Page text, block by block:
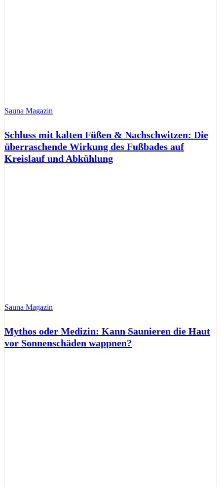
Sauna Magazin
Schluss mit kalten Füßen & Nachschwitzen: Die
überraschende Wirkung des Fußbades auf
Kreislauf und Abkühlung
Sauna Magazin
Mythos oder Medizin: Kann Saunieren die Haut
vor Sonnenschäden wappnen?